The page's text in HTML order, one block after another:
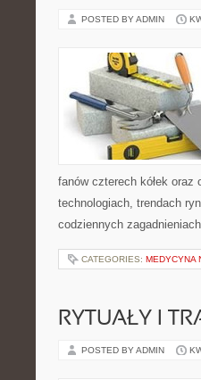
POSTED BY ADMIN
fanów czterech kółek
technologiach, trendach
codziennych
CATEGORIES: MEDYCYNA
RYTUAŁY I
POSTED BY ADMIN